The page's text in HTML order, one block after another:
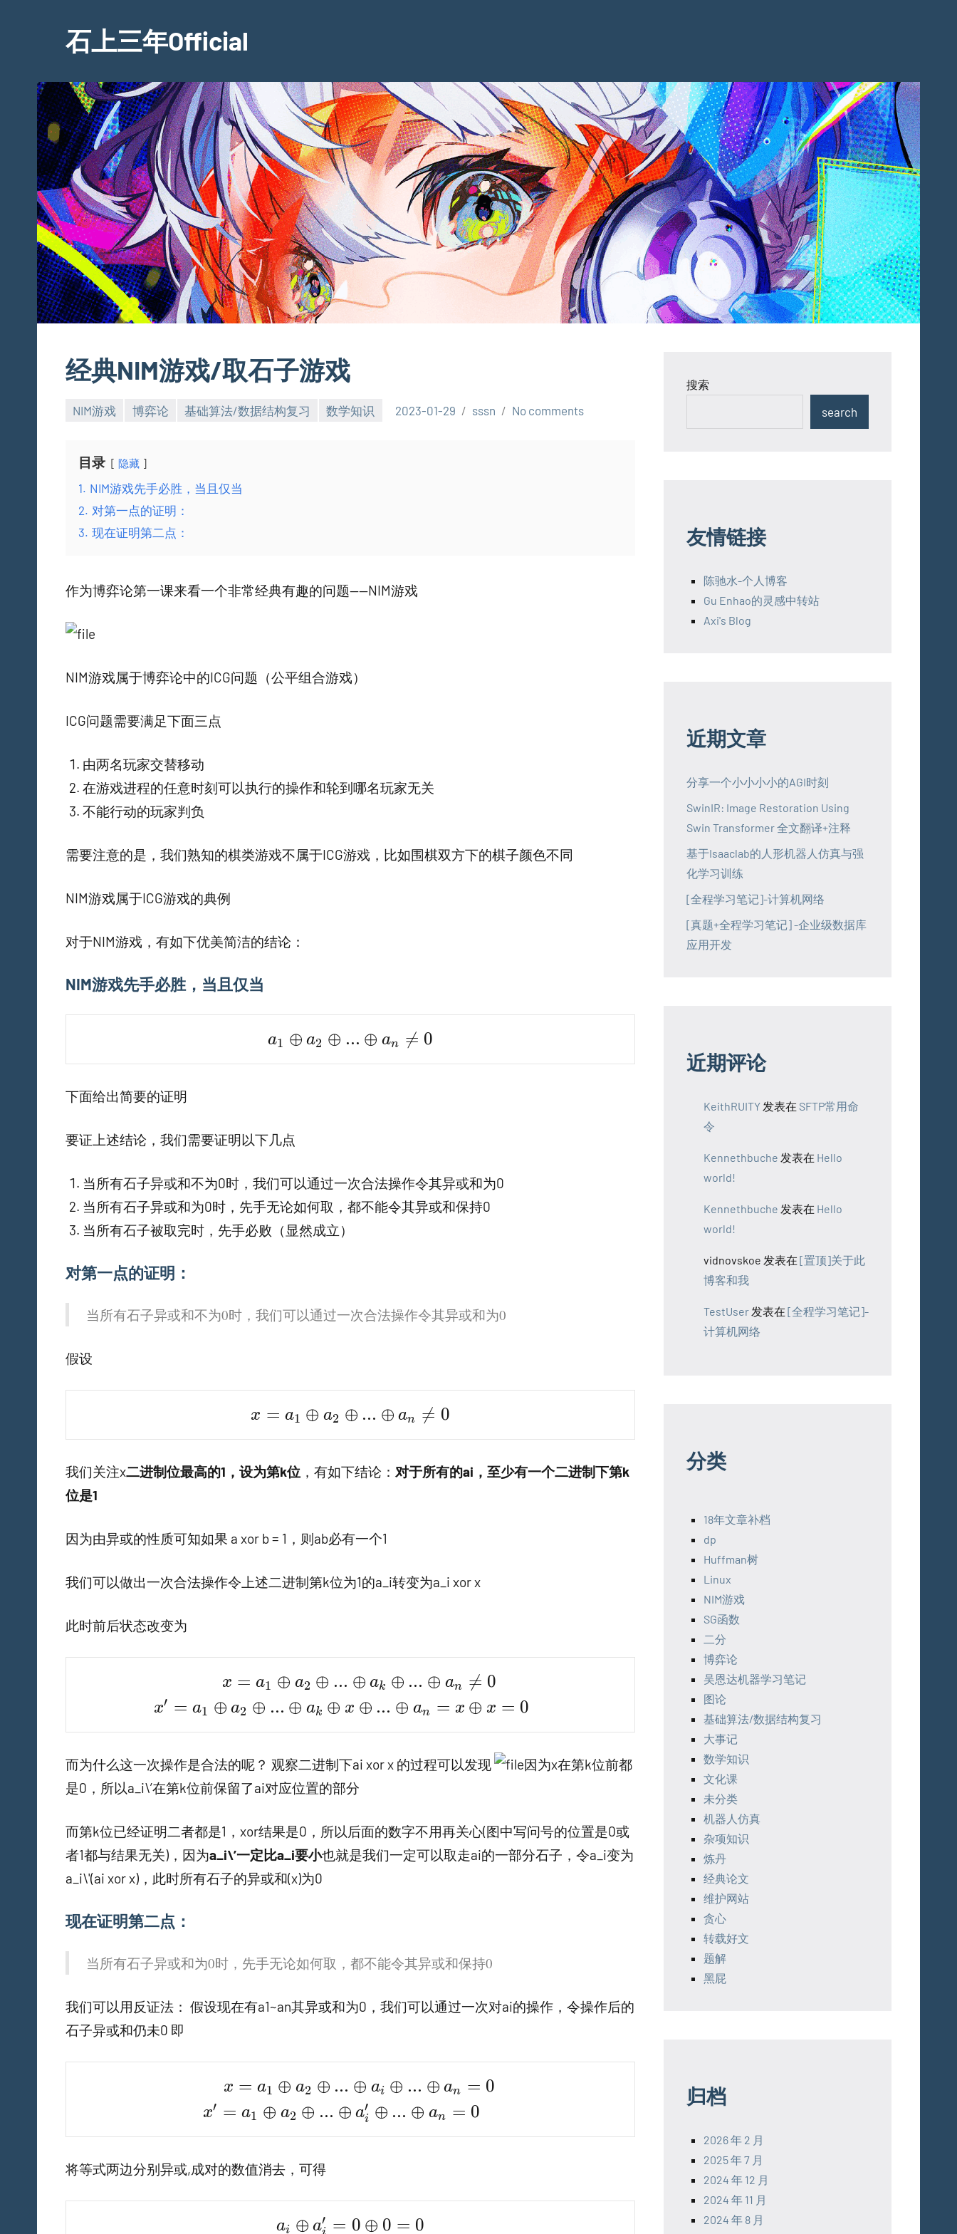
content石上三年Official
经典NIM游戏/取石子游戏
NIM游戏 博弈论 基础算法/数据结构复习 数学知识 2023-01-29 sssn No comments
目录 隐藏
1. NIM游戏先手必胜，当且仅当
2. 对第一点的证明：
3. 现在证明第二点：
作为博弈论第一课来看一个非常经典有趣的问题——NIM游戏
NIM游戏属于博弈论中的ICG问题（公平组合游戏）
ICG问题需要满足下面三点
由两名玩家交替移动
在游戏进程的任意时刻可以执行的操作和轮到哪名玩家无关
不能行动的玩家判负
需要注意的是，我们熟知的棋类游戏不属于ICG游戏，比如围棋双方下的棋子颜色不同
NIM游戏属于ICG游戏的典例
对于NIM游戏，有如下优美简洁的结论：
NIM游戏先手必胜，当且仅当
a_1 \oplus a_2 \oplus ...\oplus a_n \ne 0
a1 ⊕ a2 ⊕ ... ⊕ an 
= 0
下面给出简要的证明
要证上述结论，我们需要证明以下几点
当所有石子异或和不为0时，我们可以通过一次合法操作令其异或和为0
当所有石子异或和为0时，先手无论如何取，都不能令其异或和保持0
当所有石子被取完时，先手必败（显然成立）
对第一点的证明：
当所有石子异或和不为0时，我们可以通过一次合法操作令其异或和为0
假设
x = a_1 \oplus a_2 \oplus ...\oplus a_n \ne 0
x = a1 ⊕ a2 ⊕ ... ⊕ an 
= 0
我们关注x二进制位最高的1，设为第k位 ，有如下结论： 对于所有的ai，至少有一个二进制下第k
位是1
因为由异或的性质可知如果 a xor b = 1，则ab必有一个1
我们可以做出一次合法操作令上述二进制第k位为1的a_i转变为a_i xor x
此时前后状态改变为
x = a_1 \oplus a_2 \oplus ...\oplus a_k \oplus ...\oplus a_n \ne 0 \\
x' = a_1 \oplus a_2 \oplus ...\oplus a_k \oplus x \oplus ...\oplus a_n = x \oplus x=0
x = a1 ⊕ a2 ⊕ ... ⊕ ak ⊕ ... ⊕ an 
= 0
x′ = a1 ⊕ a2 ⊕ ... ⊕ ak ⊕ x ⊕ ... ⊕ an = x ⊕ x = 0
而为什么这一次操作是合法的呢？ 观察二进制下ai xor x 的过程可以发现
因为x在第k位前都
是0，所以a_i\’在第k位前保留了ai对应位置的部分
而第k位已经证明二者都是1，xor结果是0，所以后面的数字不用再关心(图中写问号的位置是0或
者1都与结果无关)，因为a_i\’一定比a_i要小也就是我们一定可以取走ai的一部分石子，令a_i变为
a_i\'(ai xor x)，此时所有石子的异或和(x)为0
现在证明第二点：
当所有石子异或和为0时，先手无论如何取，都不能令其异或和保持0
我们可以用反证法： 假设现在有a1~an其异或和为0，我们可以通过一次对ai的操作，令操作后的
石子异或和仍未0 即
x = a_1 \oplus a_2 \oplus ...\oplus a_i \oplus ...\oplus a_n = 0 \\
x' = a_1 \oplus a_2 \oplus ...\oplus a_i' \oplus ...\oplus a_n = 0
x = a1 ⊕ a2 ⊕ ... ⊕ ai ⊕ ... ⊕ an = 0
x′ = a1 ⊕ a2 ⊕ ... ⊕ ai
′ ⊕ ... ⊕ an = 0
将等式两边分别异或,成对的数值消去，可得
a_i \oplus a_i' = 0 \oplus 0 = 0
ai ⊕ a′ = 0 ⊕ 0 = 0
搜索
search
友情链接
陈驰水-个人博客
Gu Enhao的灵感中转站
Axi's Blog
近期文章
分享一个小小小小的AGI时刻
SwinIR: Image Restoration Using
Swin Transformer 全文翻译+注释
基于Isaaclab的人形机器人仿真与强
化学习训练
[全程学习笔记]-计算机网络
[真题+全程学习笔记] -企业级数据库
应用开发
近期评论
KeithRUITY 发表在 SFTP常用命
令
Kennethbuche 发表在 Hello
world!
Kennethbuche 发表在 Hello
world!
vidnovskoe 发表在 [置顶]关于此
博客和我
TestUser 发表在 [全程学习笔记]-
计算机网络
分类
18年文章补档
dp
Huffman树
Linux
NIM游戏
SG函数
二分
博弈论
吴恩达机器学习笔记
图论
基础算法/数据结构复习
大事记
数学知识
文化课
未分类
机器人仿真
杂项知识
炼丹
经典论文
维护网站
贪心
转载好文
题解
黑屁
归档
2026 年 2 月
2025 年 7 月
2024 年 12 月
2024 年 11 月
2024 年 8 月